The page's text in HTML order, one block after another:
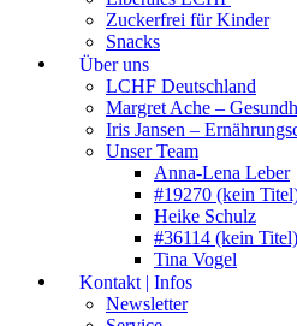
Zuckerfrei für Kinder
Snacks
Über uns
LCHF Deutschland
Margret Ache –
Iris Jansen –
Unser Team
Anna-Lena Leber
#19270 (kein
Heike Schulz
#36114 (kein Titel)
Tina Vogel
Kontakt | Infos
Newsletter